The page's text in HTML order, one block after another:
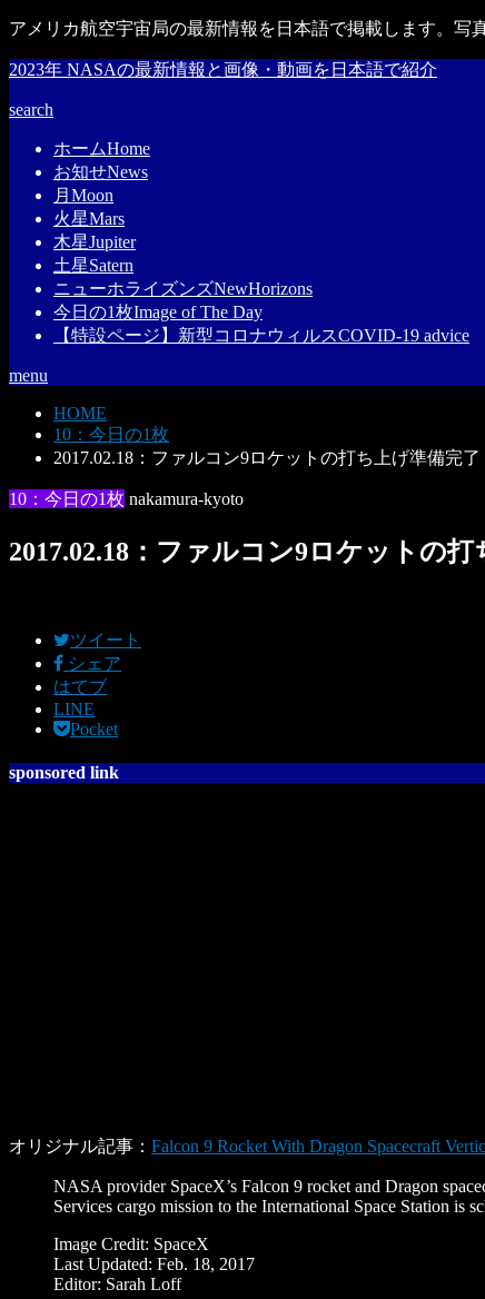
アメリカ航空宇宙局の最新情報を日本語で掲載します。写
2023年 NASAの最新情報と画像・動画を日本語で紹介
search
ホームHome
お知せNews
月 Moon
火星Mars
木星Jupiter
土星Satern
ニューホライズンズNewHorizons
今日の1枚Image of The Day
【特設ページ】新型コロナウィルスCOVID-19 advice
menu
HOME
10：今日の1枚
2017.02.18：ファルコン9ロケットの打ち上げ準備完了
10：今日の1枚 nakamura-kyoto
2017.02.18：ファルコン9ロケットの打
ツイート
シェア
はてブ
LINE
Pocket
sponsored link
オリジナル記事： Falcon 9 Rocket With Dragon Spacecraft
NASA provider SpaceX’s Falcon 9 rocket and Dragon
Services cargo mission to the International Space Station is
Image Credit: SpaceX
Last Updated: Feb. 18, 2017
Editor: Sarah Loff